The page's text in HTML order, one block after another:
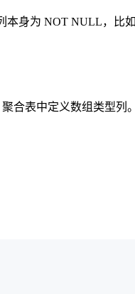
身为 NOT NULL，比如
合表中定义数组类型